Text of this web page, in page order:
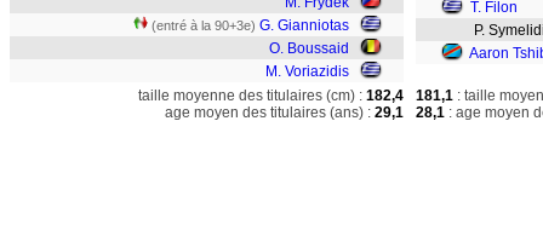
(entré à la 90+3e) G. Gianniotas
O. Boussaid
M. Voriazidis
T. Filon
P.
Aaron
taille moyenne des titulaires (cm) : 182,4
age moyen des titulaires (ans) : 29,1
181,1 : taille
28,1 : age moyen